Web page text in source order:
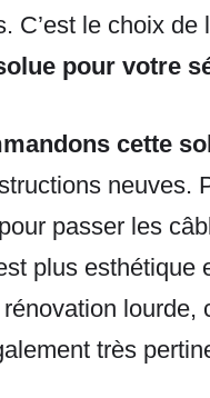
C’est le choix de
pour votre
cette
neuves.
passer les
plus esthétique
lourde,
très